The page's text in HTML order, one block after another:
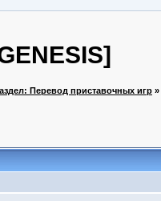
Перевод приставочных игр »